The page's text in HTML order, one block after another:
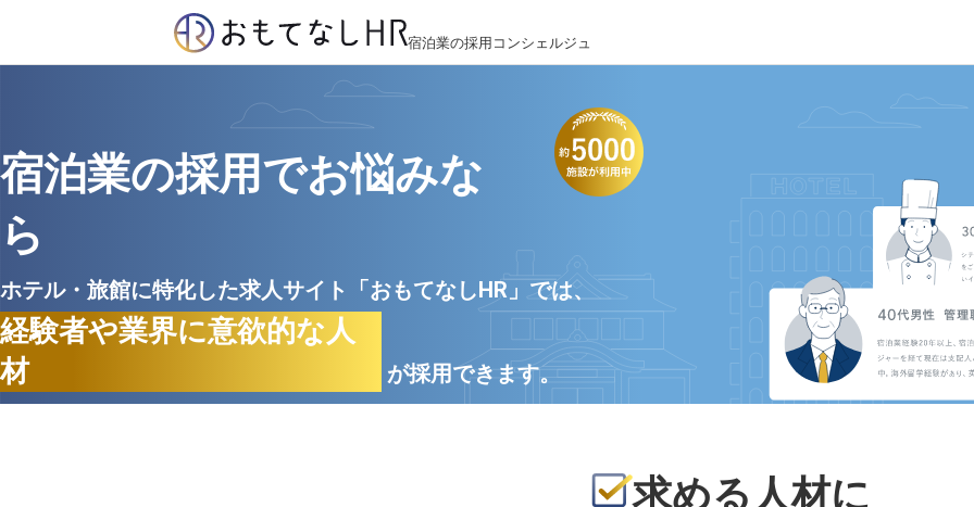
宿泊業の採用コンシェルジュ
宿泊業の採用でお悩みな
ら
ホテル・旅館に特化した求人サイト「おもてなしHR」では、
経験者や業界に意欲的な人
材
が採用できます。
求める人材に